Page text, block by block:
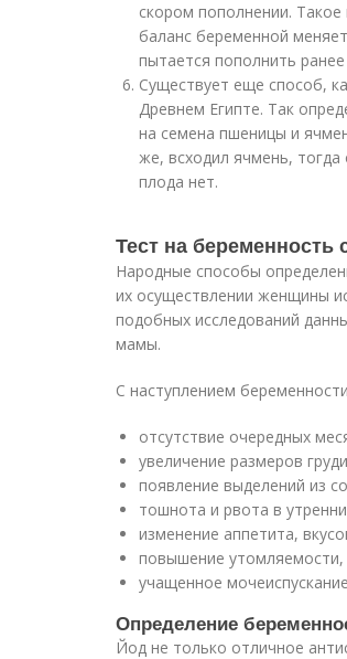
скором пополнении.
баланс беременной
пытается пополнить
Существует еще способ,
Древнем Египте. Так
на семена пшеницы и
же, всходил ячмень,
плода нет.
Тест на
Народные способы
их осуществлении женщины
подобных исследований
мамы.
С наступлением
отсутствие очередных
увеличение размеров
появление выделений из
тошнота и рвота в
изменение аппетита,
повышение утомляемости,
учащенное
Определение
Йод не только отличное